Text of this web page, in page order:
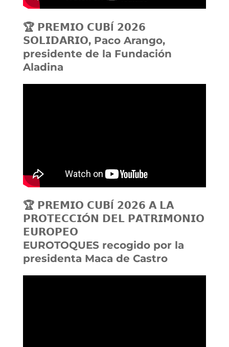
🏆 𝗣𝗥𝗘𝗠𝗜𝗢 𝗖𝗨𝗕Í 𝟮𝟬𝟮𝟲
𝗦𝗢𝗟𝗜𝗗𝗔𝗥𝗜𝗢, Paco Arango,
presidente de la Fundación
Aladina
🏆 𝗣𝗥𝗘𝗠𝗜𝗢 𝗖𝗨𝗕Í 𝟮𝟬𝟮𝟲 𝗔 𝗟𝗔
𝗣𝗥𝗢𝗧𝗘𝗖𝗖𝗜Ó𝗡 𝗗𝗘𝗟 𝗣𝗔𝗧𝗥𝗜𝗠𝗢𝗡𝗜𝗢
𝗘𝗨𝗥𝗢𝗣𝗘𝗢
EUROTOQUES recogido por la
presidenta Maca de Castro